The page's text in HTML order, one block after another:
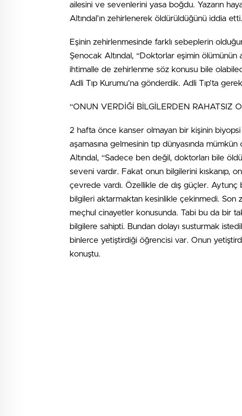
ailesini ve sevenlerini yasa boğdu. Yazarın
Altındal’ın zehirlenerek öldürüldüğünü iddia etti.
Eşinin zehirlenmesinde farklı sebeplerin
Şenocak Altındal, “Doktorlar eşimin
ihtimalle de zehirlenme söz konusu bile
Adli Tıp Kurumu’na gönderdik. Adli Tıp’ta
“ONUN VERDİĞİ BİLGİLERDEN RAHATSIZ
2 hafta önce kanser olmayan bir kişinin
aşamasına gelmesinin tıp dünyasında
Altındal, “Sadece ben değil, doktorları bile
seveni vardır. Fakat onun bilgilerini kıskanıp,
çevrede vardı. Özellikle de dış güçler. Aytunç
bilgileri aktarmaktan kesinlikle çekinmedi. Son
meçhul cinayetler konusunda. Tabi bu da bir
bilgilere sahipti. Bundan dolayı susturmak
binlerce yetiştirdiği öğrencisi var. Onun
konuştu.